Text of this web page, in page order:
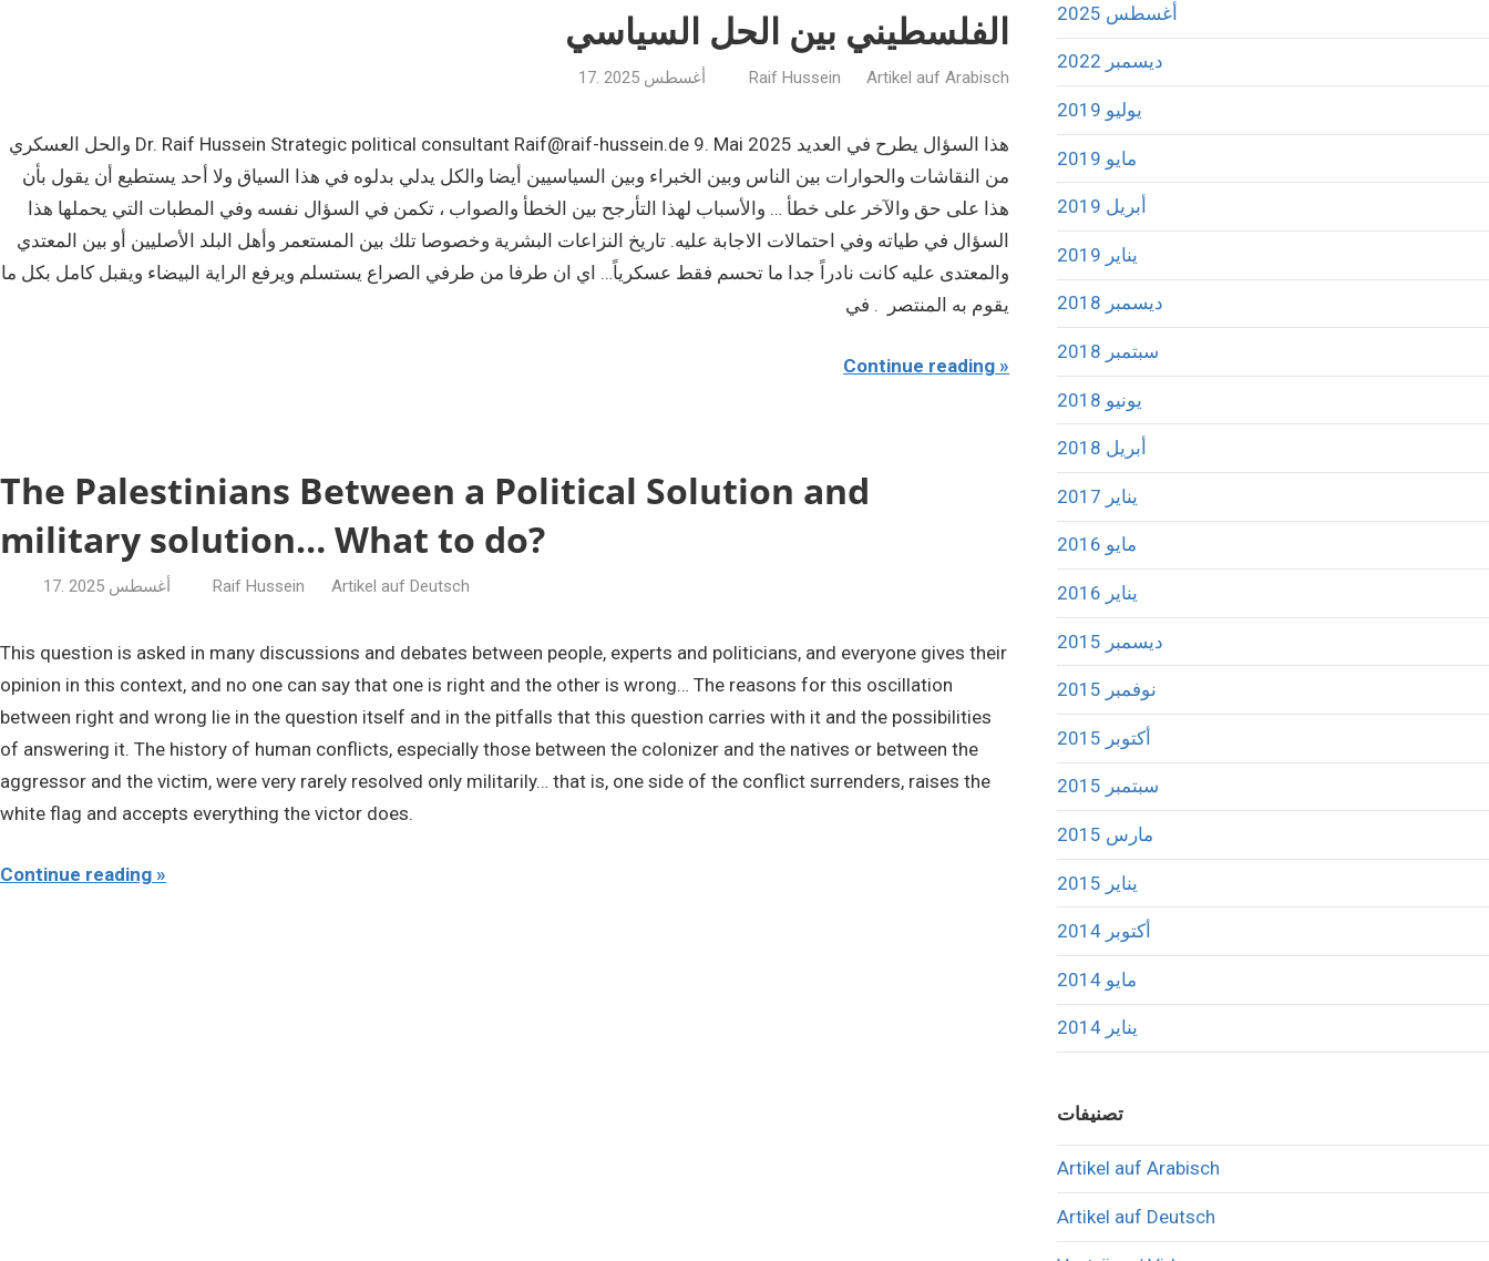
الفلسطيني بين الحل السياسي
17. أغسطس 2025 Raif Hussein Artikel auf Arabisch
من النقاشات والحوارات بين الناس وبين الخبراء وبين السياسيين أيضا والكل يدلي بدلوه في هذا السياق ولا أحد يستطيع أن يقول بأن
هذا على حق والآخر على خطأ … والأسباب لهذا التأرجح بين الخطأ والصواب ، تكمن في السؤال نفسه وفي المطبات التي يحملها هذا
السؤال في طياته وفي احتمالات الاجابة عليه. تاريخ النزاعات البشرية وخصوصا تلك بين المستعمر وأهل البلد الأصليين أو بين المعتدي
والمعتدى عليه كانت نادراً جدا ما تحسم فقط عسكرياً… اي ان طرفا من طرفي الصراع يستسلم ويرفع الراية البيضاء ويقبل كامل بكل ما
يقوم به المنتصر . في
Continue reading
The Palestinians Between a Political Solution and
military solution… What to do?
17. أغسطس 2025 Raif Hussein Artikel auf Deutsch
This question is asked in many discussions and debates between people, experts and politicians, and everyone gives their
opinion in this context, and no one can say that one is right and the other is wrong… The reasons for this oscillation
between right and wrong lie in the question itself and in the pitfalls that this question carries with it and the possibilities
of answering it. The history of human conflicts, especially those between the colonizer and the natives or between the
aggressor and the victim, were very rarely resolved only militarily… that is, one side of the conflict surrenders, raises the
white flag and accepts everything the victor does.
Continue reading
أغسطس 2025
ديسمبر 2022
يوليو 2019
مايو 2019
أبريل 2019
يناير 2019
ديسمبر 2018
سبتمبر 2018
يونيو 2018
أبريل 2018
يناير 2017
مايو 2016
يناير 2016
ديسمبر 2015
نوفمبر 2015
أكتوبر 2015
سبتمبر 2015
مارس 2015
يناير 2015
أكتوبر 2014
مايو 2014
يناير 2014
تصنيفات
Artikel auf Arabisch
Artikel auf Deutsch